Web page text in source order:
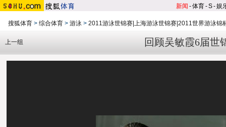
新闻 -体育-S-娱
搜狐体育 > 综合体育 > 游泳 > 2011游泳世锦赛|上海游泳世锦赛|2011世界游泳锦
回顾吴敏霞6届世
上一组